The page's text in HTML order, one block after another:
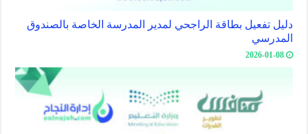
دليل تفعيل بطاقة الراجحي لمدير المدرسة الخاصة بالصندوق
المدرسي
2026-01-08